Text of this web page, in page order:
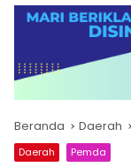
Beranda Daerah
Daerah Pemda